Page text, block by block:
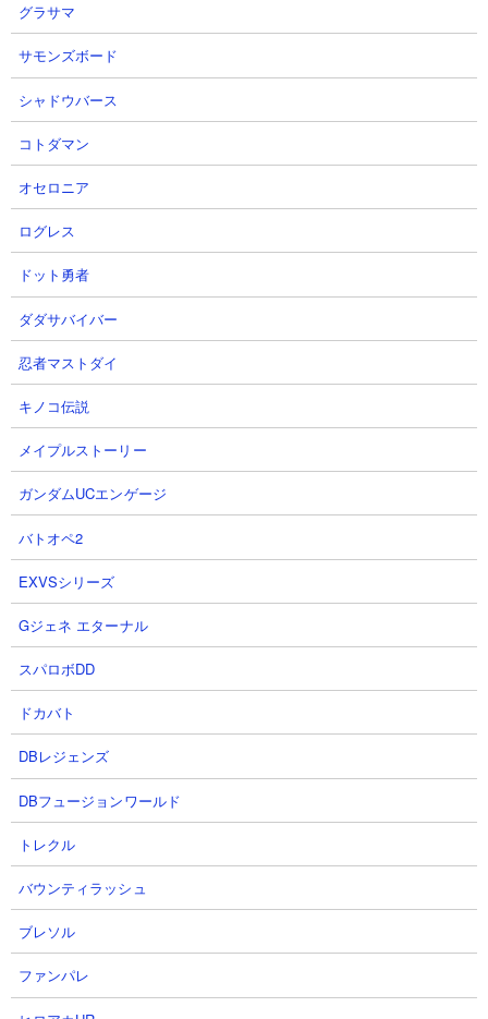
体力： 1,440,000
攻撃力： 240,000
射程： -2,000～1,500（全方位範囲攻撃）感知射程400
特殊能力： 全ての妨害効果無効、100％クリティカル攻撃、
100％相手の動きを遅くする、城へのダメージ4倍
属性： 魔女
１．ワルプルギスの夜 舞台装置の魔女 XX周目 さ
やか1体でタイマン張って攻略
【出撃メンバー】
「ネコレンジャー」さんの攻略動画です。アイテムはネコボンと
スニャイパーを使用、にゃんコンボでは魔女キラー、攻撃力と初
期所持金と働きネコレベルを盛っています。なんと出撃させるの
はコラボキャラのさやか1体のみ。アイテムによる補助はあります
が、真っ向からタイマンでの殴り合いを仕掛けて見事打ち勝って
います。
グラサマ
サモンズボード
シャドウバース
コトダマン
オセロニア
ログレス
ドット勇者
ダダサバイバー
忍者マストダイ
キノコ伝説
メイプルストーリー
ガンダムUCエンゲージ
バトオペ2
EXVSシリーズ
Gジェネ エターナル
スパロボDD
ドカバト
DBレジェンズ
DBフュージョンワールド
トレクル
バウンティラッシュ
ブレソル
ファンパレ